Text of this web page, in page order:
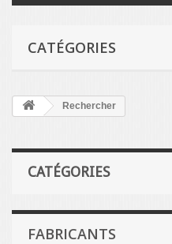
CATÉGORIES
Rechercher
CATÉGORIES
FABRICANTS